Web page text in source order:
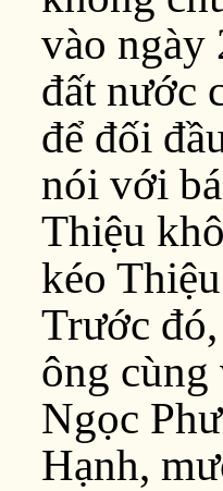
vào ngày
đất nước
để đối
nói với
Thiệu
kéo
Trước
ông
Ngọc
Hạnh,